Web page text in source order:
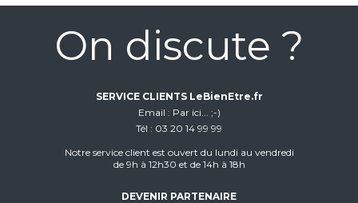
On discute ?
SERVICE CLIENTS LeBienEtre.fr
Email
Par ici... ;-)
Tél
03 20 14 99 99
Notre service client est ouvert du lundi au vendredi
de 9h à 12h30 et de 14h à 18h
DEVENIR PARTENAIRE